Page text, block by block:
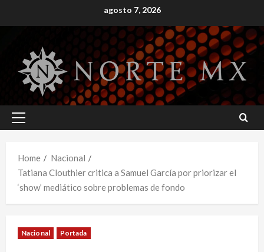
to
agosto 7, 2026
Primary
Home
Nacional
Tatiana Clouthier critica a Samuel García por priorizar el
‘show’ mediático sobre problemas de fondo
Nacional Portada